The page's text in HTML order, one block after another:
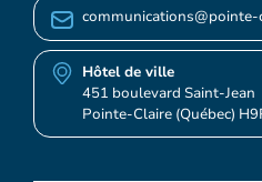
communications@pointe-
Hôtel de ville
451 boulevard Saint-Jean
Pointe-Claire (Québec)